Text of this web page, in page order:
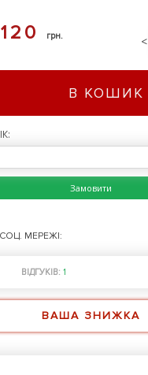
грн. <
В КОШИК
Замовити
МЕРЕЖІ:
ВІДГУКІВ: 1
ВАША ЗНИЖКА